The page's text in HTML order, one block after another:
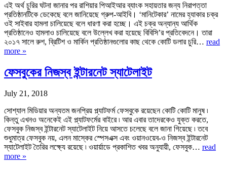
এই অর্থ চুরির ঘটনা জানার পর রাশিয়ার পিআইআর ব্যাংক সহায়তার জন্য নিরাপত্তা
প্রতিষ্ঠানটিকে ডেকেছে বলে জানিয়েছে গ্রুপ-আইবি। ‘মানিটেকার’ নামের হ্যাকার চক্র
ওই সাইবার হামলা চালিয়েছে বলে ধারণা করা হচ্ছে। এই চক্র অন্যান্য আর্থিক
প্রতিষ্ঠানেও হামলাও চালিয়েছে বলে উল্লেখ করা হয়েছে বিবিসি’র প্রতিবেদনে। তারা
২০১৭ সালে রুশ, ব্রিটিশ ও মার্কিন প্রতিষ্ঠানগুলোর কাছ থেকে কোটি ডলার চুরি… read
more »
ফেসবুকের নিজস্ব ইন্টারনেট স্যাটেলাইট
July 21, 2018
সোশ্যাল মিডিয়ার অন্যতম জনপ্রিয় প্ল্যাটফর্ম ফেসবুকে রয়েছেন কোটি কোটি মানুষ ৷
কিন্তু এখনও অনেকেই এই প্ল্যাটফর্মের বাইরে ৷ আর এবার তাদেরকেও যুক্ত করতে,
ফেসবুক নিজস্ব ইন্টারনেট স্যাটেলাইট নিয়ে আসতে চলেছে বলে জানা গিয়েছে ৷ তবে
শুধুমাত্র ফেসবুক নয়, এলন মাস্কের স্পেসএক্স এবং ওয়ানওয়েব-ও নিজস্ব ইন্টারনেট
স্যাটেলাইট তৈরির লক্ষ্যে রয়েছে ৷ ওয়ার্য়াডে প্রকাশিত খবর অনুযায়ী, ফেসবুক… read
more »